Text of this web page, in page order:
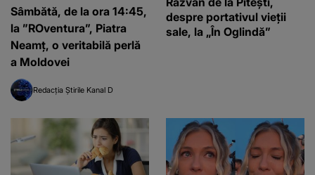
Sâmbătă, de la ora 14:45,
la ”ROventura”, Piatra
Neamț, o veritabilă perlă
a Moldovei
Redacția Știrile Kanal D
despre portativul vieții
sale, la „În Oglindă”